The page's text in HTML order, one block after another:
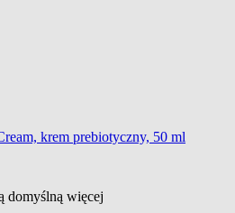
krem prebiotyczny, 50 ml
domyślną więcej